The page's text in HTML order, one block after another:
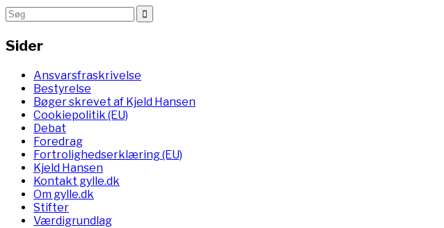
Sider
Ansvarsfraskrivelse
Bestyrelse
Bøger skrevet af Kjeld Hansen
Cookiepolitik (EU)
Debat
Foredrag
Fortrolighedserklæring (EU)
Kjeld Hansen
Kontakt gylle.dk
Om gylle.dk
Stifter
Værdigrundlag